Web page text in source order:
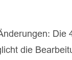
Die
die